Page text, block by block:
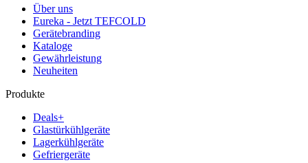
Über uns
Eureka - Jetzt TEFCOLD
Gerätebranding
Kataloge
Gewährleistung
Neuheiten
Produkte
Deals+
Glastürkühlgeräte
Lagerkühlgeräte
Gefriergeräte